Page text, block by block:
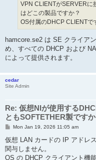
VPN CLIENTがSERVERに
はどこの製品ですか？
OS付属のDHCP CLIENTで
hamcore.se2 は SE クライア
め、すべての DHCP および
によって提供されます。
cedar
Site Admin
Re: 仮想NIが使用する
ともSOFTETHER製ですか
P
s
t
Mon Jan 19, 2026 11:05 am
仮想 LAN カードの IP アドレ
関与しません。
OS の DHCP クライアント機